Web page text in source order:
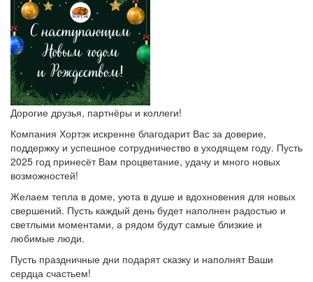
Дорогие друзья, партнёры и коллеги!
Компания Хортэк искренне благодарит Вас за доверие,
поддержку и успешное сотрудничество в уходящем году. Пусть
2025 год принесёт Вам процветание, удачу и много новых
возможностей!
Желаем тепла в доме, уюта в душе и вдохновения для новых
свершений. Пусть каждый день будет наполнен радостью и
светлыми моментами, а рядом будут самые близкие и
любимые люди.
Пусть праздничные дни подарят сказку и наполнят Ваши
сердца счастьем!